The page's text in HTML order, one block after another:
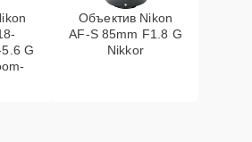
G
Объектив Nikon
AF-S 85mm F1.8 G
Nikkor